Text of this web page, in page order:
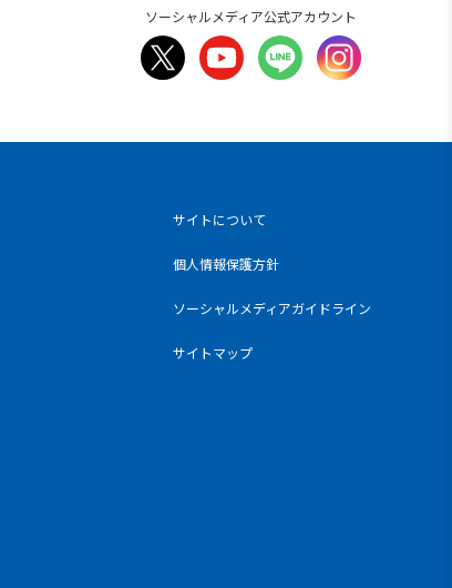
ソーシャルメディア公式アカウント
サイトについて
個人情報保護方針
ソーシャルメディアガイドライン
サイトマップ